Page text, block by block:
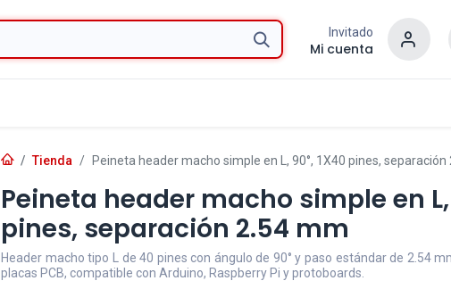
Invitado
Mi cuenta
Tienda Peineta header macho simple en L, 90°, 1X40 pines, separación
Peineta header macho simple en L,
pines, separación 2.54 mm
Header macho tipo L de 40 pines con ángulo de 90° y paso estándar de 2.54
placas PCB, compatible con Arduino, Raspberry Pi y protoboards.